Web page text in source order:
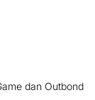
dan Outbond